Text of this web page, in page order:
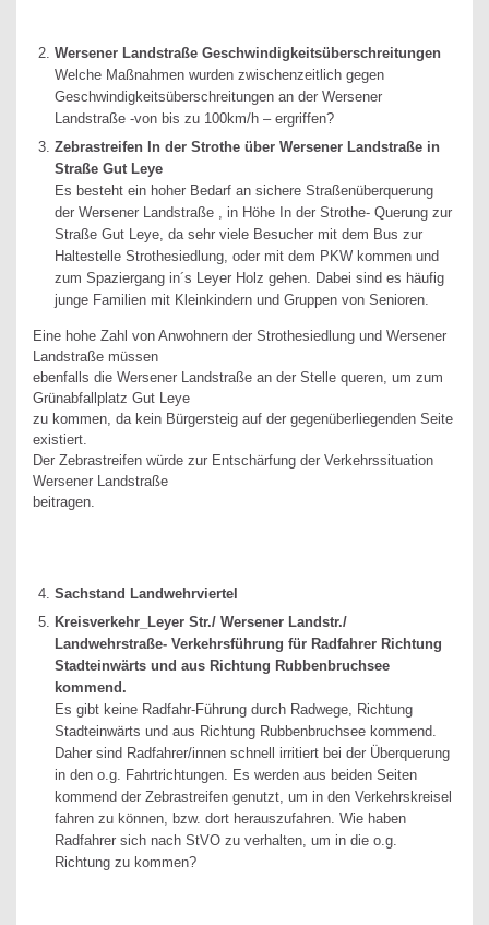
Wersener Landstraße Geschwindigkeitsüberschreitungen
Welche Maßnahmen wurden zwischenzeitlich gegen
Geschwindigkeitsüberschreitungen an der Wersener
Landstraße -von bis zu 100km/h – ergriffen?
Zebrastreifen In der Strothe über Wersener Landstraße in
Straße Gut Leye
Es besteht ein hoher Bedarf an sichere Straßenüberquerung
der Wersener Landstraße , in Höhe In der Strothe- Querung zur
Straße Gut Leye, da sehr viele Besucher mit dem Bus zur
Haltestelle Strothesiedlung, oder mit dem PKW kommen und
zum Spaziergang in´s Leyer Holz gehen. Dabei sind es häufig
junge Familien mit Kleinkindern und Gruppen von Senioren.
Eine hohe Zahl von Anwohnern der Strothesiedlung und Wersener
Landstraße müssen
ebenfalls die Wersener Landstraße an der Stelle queren, um zum
Grünabfallplatz Gut Leye
zu kommen, da kein Bürgersteig auf der gegenüberliegenden Seite
existiert.
Der Zebrastreifen würde zur Entschärfung der Verkehrssituation
Wersener Landstraße
beitragen.
Sachstand Landwehrviertel
Kreisverkehr_Leyer Str./ Wersener Landstr./
Landwehrstraße- Verkehrsführung für Radfahrer Richtung
Stadteinwärts und aus Richtung Rubbenbruchsee
kommend.
Es gibt keine Radfahr-Führung durch Radwege, Richtung
Stadteinwärts und aus Richtung Rubbenbruchsee kommend.
Daher sind Radfahrer/innen schnell irritiert bei der Überquerung
in den o.g. Fahrtrichtungen. Es werden aus beiden Seiten
kommend der Zebrastreifen genutzt, um in den Verkehrskreisel
fahren zu können, bzw. dort herauszufahren. Wie haben
Radfahrer sich nach StVO zu verhalten, um in die o.g.
Richtung zu kommen?